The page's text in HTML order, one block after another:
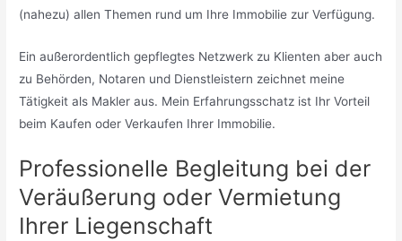
(nahezu) allen Themen rund um Ihre Immobilie zur Verfügung.
Ein außerordentlich gepflegtes Netzwerk zu Klienten aber auch
zu Behörden, Notaren und Dienstleistern zeichnet meine
Tätigkeit als Makler aus. Mein Erfahrungsschatz ist Ihr Vorteil
beim Kaufen oder Verkaufen Ihrer Immobilie.
Professionelle Begleitung bei der
Veräußerung oder Vermietung
Ihrer Liegenschaft